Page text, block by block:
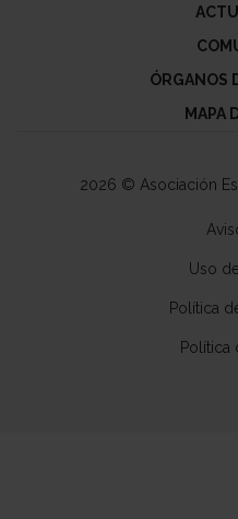
ÓRGANOS
MAPA
2026 © Asociación
Uso
Política
Política